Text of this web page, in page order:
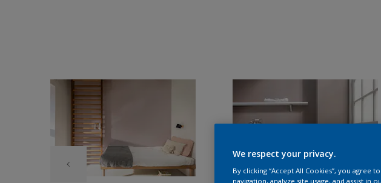
We respect your privacy.
By clicking “Accept All Cookies”, you
navigation, analyze site usage, and assist in